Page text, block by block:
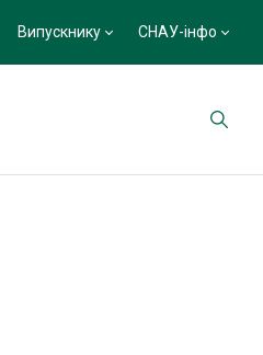
Випускнику СНАУ-інфо